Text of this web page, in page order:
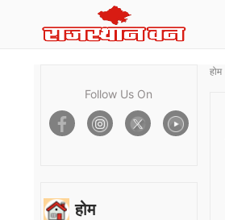
Follow Us On
होम
होम